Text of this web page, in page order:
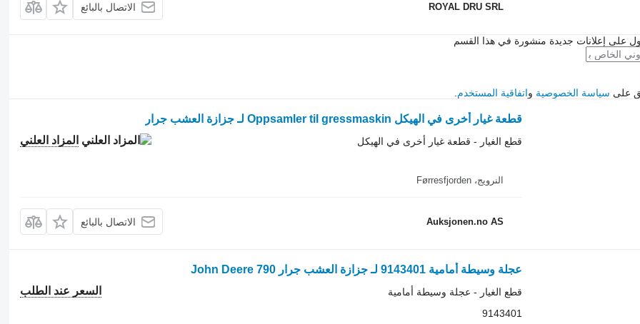
ROYAL DRU SRL الاتصال بالبائع
على إعلانات جديدة منشورة في هذا القسم
على سياسة الخصوصية واتفاقية المستخدم
قطعة غيار أخرى في الهيكل Oppsamler til gressmaskin لـ جزازة العشب جرار
المزاد العلني
قطع الغيار - قطعة غيار أخرى في الهيكل
النرويج، Førresfjorden
Auksjonen.no AS الاتصال بالبائع
عجلة وسيطة أمامية 9143401 لـ جزازة العشب جرار John Deere 790
السعر عند الطلب
قطع الغيار - عجلة وسيطة أمامية
9143401